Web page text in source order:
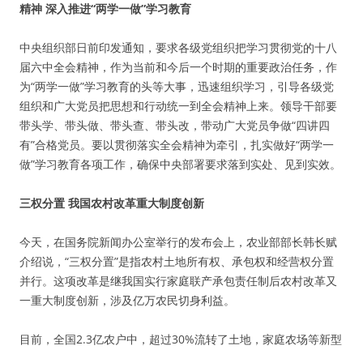
精神 深入推进“两学一做”学习教育
中央组织部日前印发通知，要求各级党组织把学习贯彻党的十八
届六中全会精神，作为当前和今后一个时期的重要政治任务，作
为“两学一做”学习教育的头等大事，迅速组织学习，引导各级党
组织和广大党员把思想和行动统一到全会精神上来。领导干部要
带头学、带头做、带头查、带头改，带动广大党员争做“四讲四
有”合格党员。要以贯彻落实全会精神为牵引，扎实做好“两学一
做”学习教育各项工作，确保中央部署要求落到实处、见到实效。
三权分置 我国农村改革重大制度创新
今天，在国务院新闻办公室举行的发布会上，农业部部长韩长赋
介绍说，“三权分置”是指农村土地所有权、承包权和经营权分置
并行。这项改革是继我国实行家庭联产承包责任制后农村改革又
一重大制度创新，涉及亿万农民切身利益。
目前，全国2.3亿农户中，超过30%流转了土地，家庭农场等新型